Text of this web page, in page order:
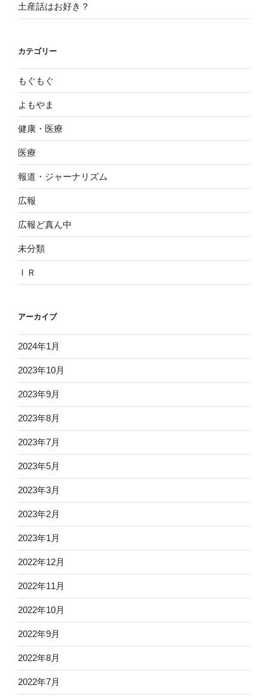
土産話はお好き？
カテゴリー
もぐもぐ
よもやま
健康・医療
医療
報道・ジャーナリズム
広報
広報ど真ん中
未分類
ＩＲ
アーカイブ
2024年1月
2023年10月
2023年9月
2023年8月
2023年7月
2023年5月
2023年3月
2023年2月
2023年1月
2022年12月
2022年11月
2022年10月
2022年9月
2022年8月
2022年7月